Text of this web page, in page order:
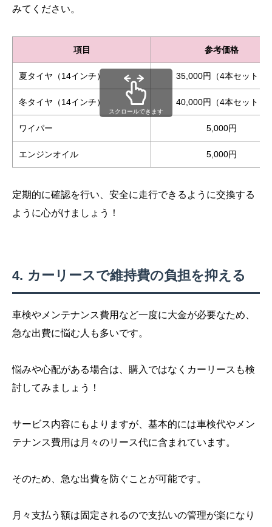
みてください。
項目 参考価格
夏タイヤ（14インチ） 35,000円（4本セット）
冬タイヤ（14インチ） 40,000円（4本セット）
ワイパー 5,000円
エンジンオイル 5,000円
スクロールできます
定期的に確認を行い、安全に走行できるように交換する
ように心がけましょう！
カーリースで維持費の負担を抑える
車検やメンテナンス費用など一度に大金が必要なため、
急な出費に悩む人も多いです。
悩みや心配がある場合は、購入ではなくカーリースも検
討してみましょう！
サービス内容にもよりますが、基本的には車検代やメン
テナンス費用は月々のリース代に含まれています。
そのため、急な出費を防ぐことが可能です。
月々支払う額は固定されるので支払いの管理が楽になり